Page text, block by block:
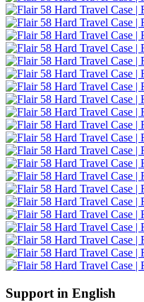
Support in English